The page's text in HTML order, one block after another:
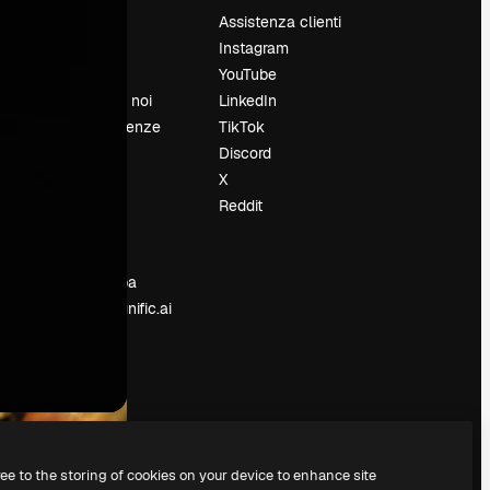
Lavora con noi
Cerca tendenze
Sala stampa
Cerchi magnific.ai
Assistenza clienti
Instagram
YouTube
LinkedIn
TikTok
Discord
X
Reddit
to the storing of cookies on your device to enhance site